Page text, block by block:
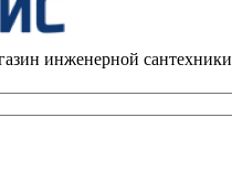
инженерной сантехники